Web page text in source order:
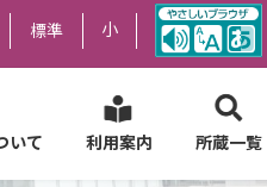
標準 小
いて 利用案内 所蔵一覧